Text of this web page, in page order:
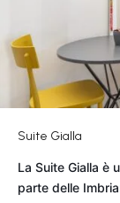
Suite Gialla
La Suite Gialla è
parte delle
Piazza